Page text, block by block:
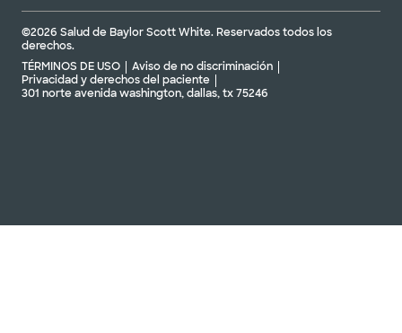
©2026 Salud de Baylor Scott White. Reservados todos los
derechos.
TÉRMINOS DE USO
Aviso de no discriminación
Privacidad y derechos del paciente
301 norte avenida washington, dallas, tx 75246